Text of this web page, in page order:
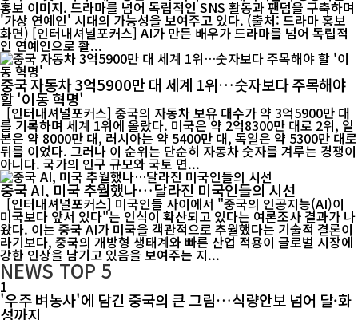
홍보 이미지. 드라마를 넘어 독립적인 SNS 활동과 팬덤을 구축하며
'가상 연예인' 시대의 가능성을 보여주고 있다. (출처: 드라마 홍보
화면) [인터내셔널포커스] AI가 만든 배우가 드라마를 넘어 독립적
인 연예인으로 활...
중국 자동차 3억5900만 대 세계 1위…숫자보다 주목해야
할 '이동 혁명'
[인터내셔널포커스] 중국의 자동차 보유 대수가 약 3억5900만 대
를 기록하며 세계 1위에 올랐다. 미국은 약 2억8300만 대로 2위, 일
본은 약 8000만 대, 러시아는 약 5400만 대, 독일은 약 5300만 대로
뒤를 이었다. 그러나 이 순위는 단순히 자동차 숫자를 겨루는 경쟁이
아니다. 국가의 인구 규모와 국토 면...
중국 AI, 미국 추월했나…달라진 미국인들의 시선
[인터내셔널포커스] 미국인들 사이에서 "중국의 인공지능(AI)이
미국보다 앞서 있다"는 인식이 확산되고 있다는 여론조사 결과가 나
왔다. 이는 중국 AI가 미국을 객관적으로 추월했다는 기술적 결론이
라기보다, 중국의 개방형 생태계와 빠른 산업 적용이 글로벌 시장에
강한 인상을 남기고 있음을 보여주는 지...
NEWSTOP 5
1
'우주 벼농사'에 담긴 중국의 큰 그림…식량안보 넘어 달·화
성까지